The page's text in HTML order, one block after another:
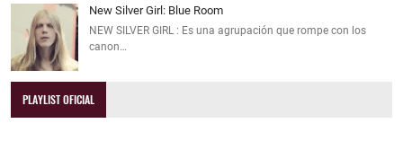
New Silver Girl: Blue Room
NEW SILVER GIRL : Es una agrupación que rompe con los
canon…
PLAYLIST OFICIAL